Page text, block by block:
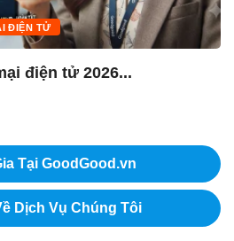
ĐIỆN TỬ
điện tử 2026...
Tại GoodGood.vn
Dịch Vụ Chúng Tôi